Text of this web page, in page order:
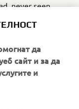
never seen
да
сайт и за да
и